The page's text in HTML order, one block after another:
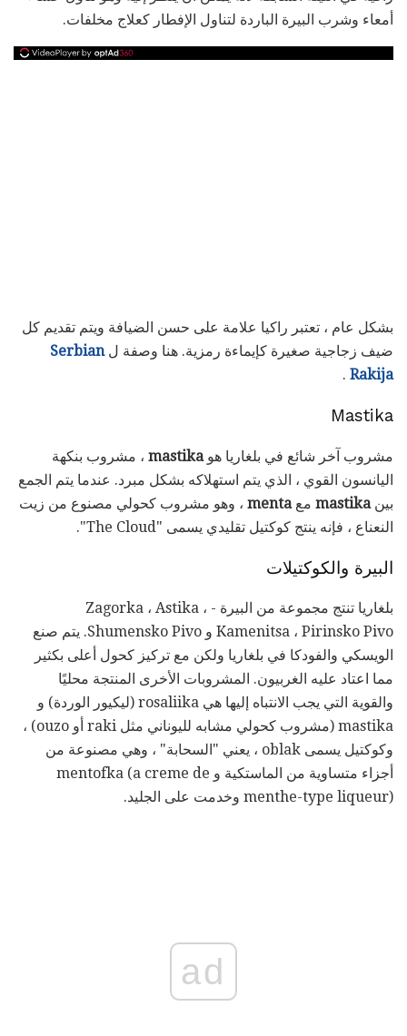
أمعاء وشرب البيرة الباردة لتناول الإفطار كعلاج مخلفات.
بشكل عام ، تعتبر راكيا علامة على حسن الضيافة ويتم تقديم كل
ضيف زجاجية صغيرة كإيماءة رمزية. هنا وصفة لSerbian
Rakija
.
Mastika
مشروب آخر شائع في بلغاريا هوmastika ، مشروب بنكهة
اليانسون القوي ، الذي يتم استهلاكه بشكل مبرد. عندما يتم الجمع
بينmastika معmenta ، وهو مشروب كحولي مصنوع من زيت
النعناع ، فإنه ينتج كوكتيل تقليدي يسمى "The Cloud".
البيرة والكوكتيلات
بلغاريا تنتج مجموعة من البيرة - Zagorka ، Astika ،
Kamenitsa ، Pirinsko Pivo و Shumensko Pivo. يتم صنع
الويسكي والفودكا في بلغاريا ولكن مع تركيز كحول أعلى بكثير
مما اعتاد عليه الغربيون. المشروبات الأخرى المنتجة محليًا
والقوية التي يجب الانتباه إليها هي rosaliika (ليكيور الوردة) و
mastika (مشروب كحولي مشابه لليوناني مثل raki أو ouzo) ،
وكوكتيل يسمى oblak ، يعني "السحابة" ، وهي مصنوعة من
أجزاء متساوية من الماستكية و mentofka (a creme de
menthe-type liqueur) وخدمت على الجليد.
ad